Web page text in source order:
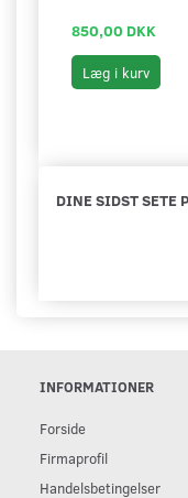
850,00 DKK
Læg i kurv
DINE SIDST SETE
INFORMATIONER
Forside
Firmaprofil
Handelsbetingelser